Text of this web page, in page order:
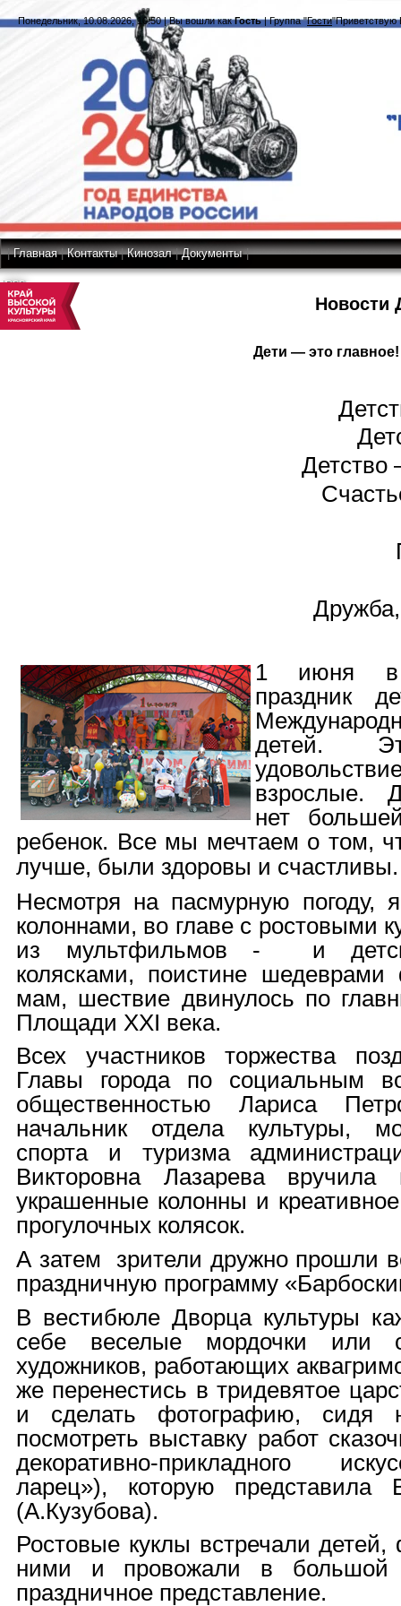
Понедельник, 10.08.2026, 10:50|Вы вошли как Гость|Группа"Гости"Приветствую
|Главная|Контакты|Кинозал|Документы
|RSS
Новости
Дети — это главное!
Детство
1 июня в
праздник
детей.
взрослые.
нет
ребенок. Все мы мечтаем о том,
лучше, были здоровы и счастливы.
Несмотря на пасмурную погоду,
колоннами, во главе с ростовыми
из мультфильмов - и
колясками, поистине шедеврами
мам, шествие двинулось по
Площади ХХI века.
Всех участников торжества
Главы города по социальным
общественностью Лариса
начальник отдела культуры,
спорта и туризма
Викторовна Лазарева
украшенные колонны и
прогулочных колясок.
А затем зрители дружно прошли
праздничную программу
В вестибюле Дворца культуры
себе веселые мордочки или
художников, работающих
же перенестись в тридевятое
и сделать фотографию, сидя
посмотреть выставку работ
декоративно-прикладного
ларец»), которую представила
(А.Кузубова).
Ростовые куклы встречали
ними и провожали в большой
праздничное представление.